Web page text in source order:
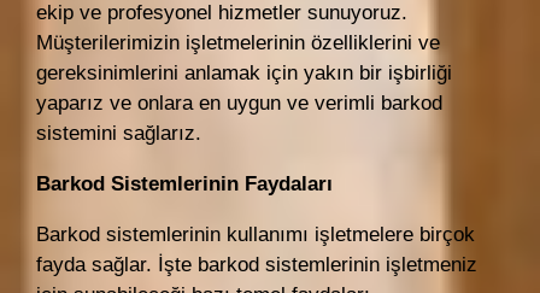
ekip ve profesyonel hizmetler sunuyoruz.
Müşterilerimizin işletmelerinin özelliklerini ve
gereksinimlerini anlamak için yakın bir işbirliği
yaparız ve onlara en uygun ve verimli barkod
sistemini sağlarız.
Barkod Sistemlerinin Faydaları
Barkod sistemlerinin kullanımı işletmelere birçok
fayda sağlar. İşte barkod sistemlerinin işletmeniz